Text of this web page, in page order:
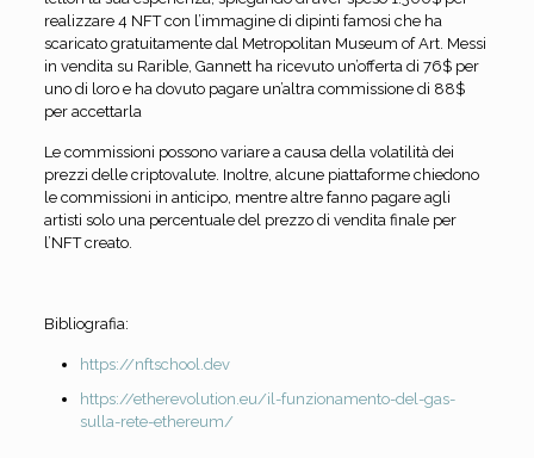
realizzare 4 NFT con l’immagine di dipinti famosi che ha
scaricato gratuitamente dal Metropolitan Museum of Art. Messi
in vendita su Rarible, Gannett ha ricevuto un’offerta di 76$ per
uno di loro e ha dovuto pagare un’altra commissione di 88$
per accettarla
Le commissioni possono variare a causa della volatilità dei
prezzi delle criptovalute. Inoltre, alcune piattaforme chiedono
le commissioni in anticipo, mentre altre fanno pagare agli
artisti solo una percentuale del prezzo di vendita finale per
l’NFT creato.
Bibliografia:
https://nftschool.dev
https://etherevolution.eu/il-funzionamento-del-gas-
sulla-rete-ethereum/